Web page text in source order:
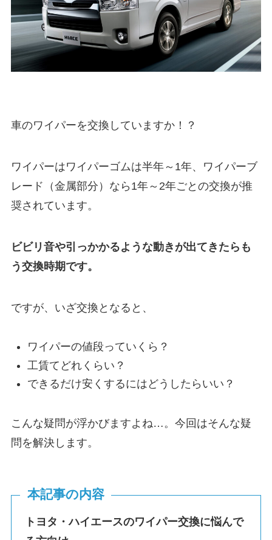
車のワイパーを交換していますか！？
ワイパーはワイパーゴムは半年～1年、ワイパーブ
レード（金属部分）なら1年～2年ごとの交換が推
奨されています。
ビビリ音や引っかかるような動きが出てきたらも
う交換時期です。
ですが、いざ交換となると、
ワイパーの値段っていくら？
工賃てどれくらい？
できるだけ安くするにはどうしたらいい？
こんな疑問が浮かびますよね…。今回はそんな疑
問を解決します。
本記事の内容
トヨタ・ハイエースのワイパー交換に悩んで